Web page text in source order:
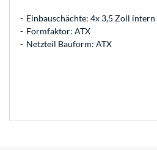
Einbauschächte: 4x 3,5 Zoll intern
Formfaktor: ATX
Netzteil Bauform: ATX